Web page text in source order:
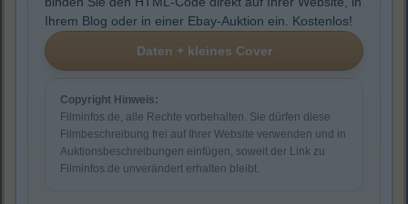
Ihrem Blog oder in einer Ebay-Auktion ein. Kostenlos!
Copyright Hinweis:
Filminfos.de, alle Rechte vorbehalten. Sie dürfen diese
Filmbeschreibung frei auf Ihrer Website verwenden und in
Auktionsbeschreibungen einfügen, soweit der Link zu
Filminfos.de unverändert erhalten bleibt.